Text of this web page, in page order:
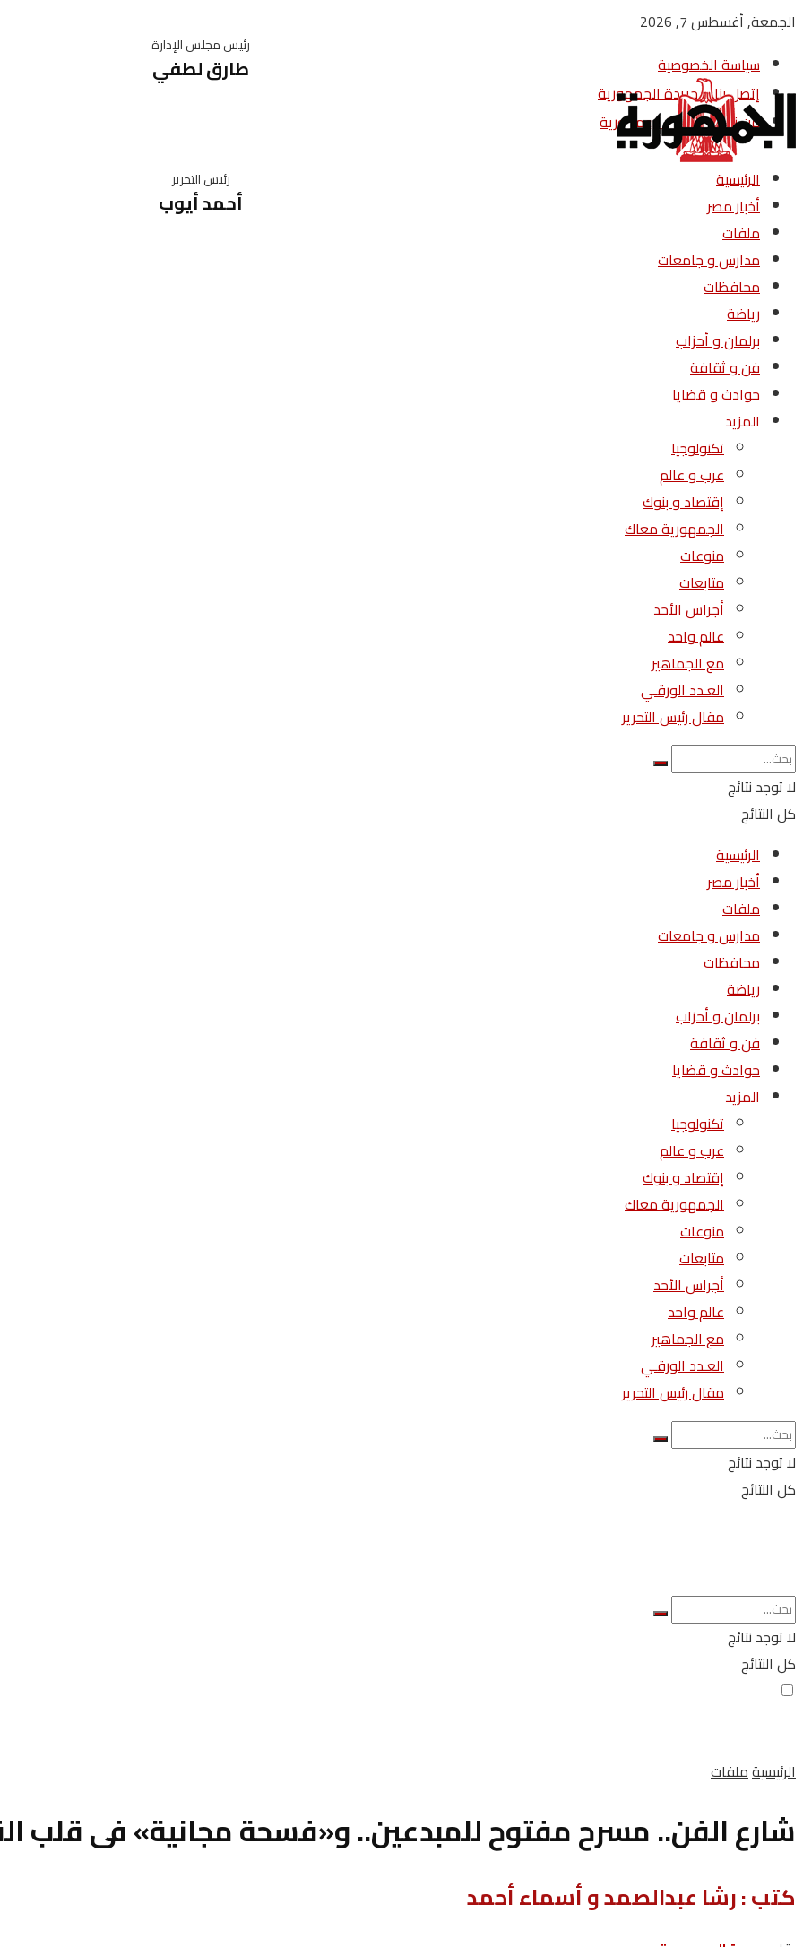
الجمعة, أغسطس 7, 2026
سياسة الخصوصية
إتصل بنا – جريدة الجمهورية
من نحن – جريدة الجمهورية
رئيس مجلس الإدارة
طارق لطفي
رئيس التحرير
أحمد أيوب
الرئيسية
أخبار مصر
ملفات
مدارس و جامعات
محافظات
رياضة
برلمان و أحزاب
فن و ثقافة
حوادث و قضايا
المزيد
تكنولوجيا
عرب و عالم
إقتصاد و بنوك
الجمهورية معاك
منوعات
متابعات
أجراس الأحد
عالم واحد
مع الجماهير
العـدد الورقـي
مقال رئيس التحرير
لا توجد نتائج
كل النتائج
الرئيسية
أخبار مصر
ملفات
مدارس و جامعات
محافظات
رياضة
برلمان و أحزاب
فن و ثقافة
حوادث و قضايا
المزيد
تكنولوجيا
عرب و عالم
إقتصاد و بنوك
الجمهورية معاك
منوعات
متابعات
أجراس الأحد
عالم واحد
مع الجماهير
العـدد الورقـي
مقال رئيس التحرير
لا توجد نتائج
كل النتائج
لا توجد نتائج
كل النتائج
الرئيسيةملفات
شارع الفن.. مسرح مفتوح للمبدعين.. و«فسحة مجانية» فى قلب
كتب : رشا عبدالصمد و أسماء أحمد